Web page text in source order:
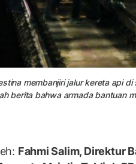
membanjiri jalur kereta api
berita bahwa armada bantuan
Fahmi Salim, Direktur